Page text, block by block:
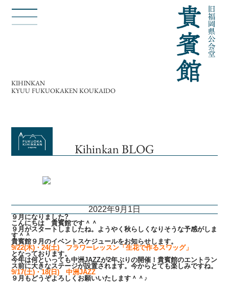
KIHINKAN
KYUU FUKUOKAKEN KOUKAIDO
Kihinkan BLOG
2022年9月1日
９月になりました?
こんにちは 貴賓館です＾＾
９月がスタートしましたね。ようやく秋らしくなりそうな予感がしま
す＾＾
貴賓館９月のイベントスケジュールをお知らせします。
9/22(木)・24(土) フラワーレッスン「生花で作るスワッグ」
となっております。
今年は何といっても中洲JAZZが2年ぶりの開催！貴賓館のエントラン
ス前に大きなステージが設置されます。今からとても楽しみですね。
9/17(土)・18(日) 中洲JAZZ
９月もどうぞよろしくお願いいたします＾＾♪